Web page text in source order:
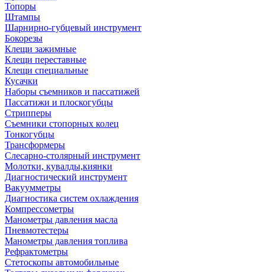
Топоры
Штампы
Шарнирно-губцевый инструмент
Бокорезы
Клещи зажимные
Клещи переставные
Клещи специальные
Кусачки
Наборы съемников и пассатижей
Пассатижи и плоскогубцы
Стрипперы
Съемники стопорных колец
Тонкогубцы
Трансформеры
Слесарно-столярный инструмент
Молотки, кувалды,киянки
Диагностический инструмент
Вакуумметры
Диагностика систем охлаждения
Компрессометры
Манометры давления масла
Пневмотестеры
Манометры давления топлива
Рефрактометры
Стетоскопы автомобильные